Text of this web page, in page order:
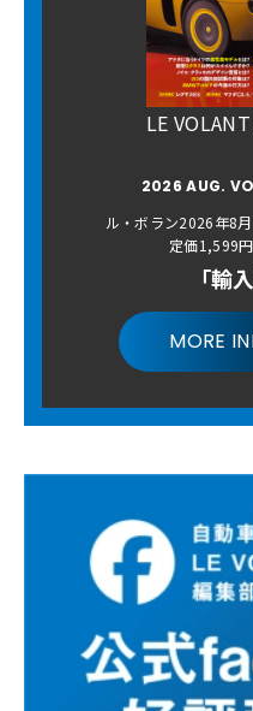
LE
2026 AUG.
ル・ボラン2026年8
定価1,599
「輸
MORE